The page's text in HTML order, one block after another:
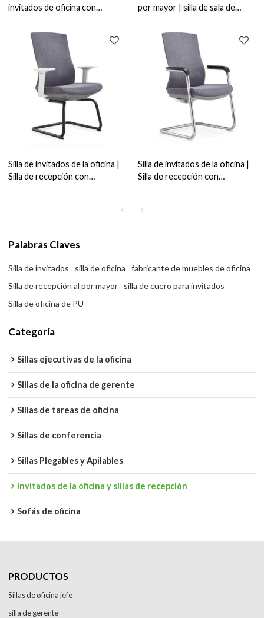
invitados de oficina con
apoyabrazos de aleación de
aluminio al por mayor (YF-
C968F-1)
por mayor | silla de sala de
brazos
Silla de invitados de la oficina |
Silla de recepción con
Silla de invitados de la oficina |
Silla de recepción con
Palabras Claves
Silla de invitados silla de oficina
fabricante de muebles de oficina
Silla de recepción al por mayor
silla de cuero para invitados
Silla de oficina de PU
Categoría
Sillas ejecutivas de la oficina
Sillas de la oficina de gerente
Sillas de tareas de oficina
Sillas de conferencia
Sillas Plegables y Apilables
Invitados de la oficina y sillas de recepción
Sofás de oficina
PRODUCTOS
Sillas de oficina jefe
silla de gerente